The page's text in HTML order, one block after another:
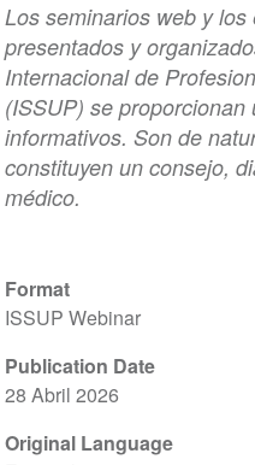
Format
ISSUP Webinar
Publication Date
28 Abril 2026
Original Language
Los seminarios web y
presentados y
Internacional de
(ISSUP) se
informativos. Son de
constituyen un consejo,
médico.